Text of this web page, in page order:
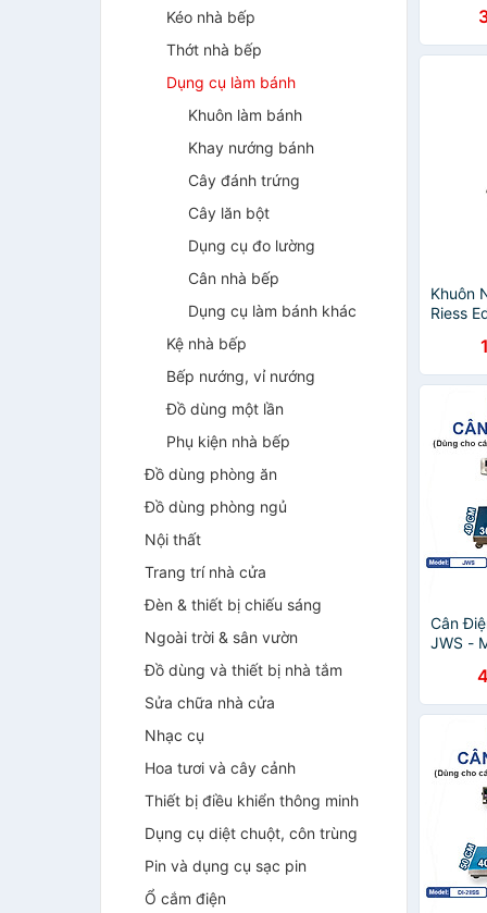
Kéo nhà bếp
Thớt nhà bếp
Dụng cụ làm bánh
Khuôn làm bánh
Khay nướng bánh
Cây đánh trứng
Cây lăn bột
Dụng cụ đo lường
Cân nhà bếp
Dụng cụ làm bánh khác
Kệ nhà bếp
Bếp nướng, vỉ nướng
Đồ dùng một lần
Phụ kiện nhà bếp
Đồ dùng phòng ăn
Đồ dùng phòng ngủ
Nội thất
Trang trí nhà cửa
Đèn & thiết bị chiếu sáng
Ngoài trời & sân vườn
Đồ dùng và thiết bị nhà tắm
Sửa chữa nhà cửa
Nhạc cụ
Hoa tươi và cây cảnh
Thiết bị điều khiển thông minh
Dụng cụ diệt chuột, côn trùng
Pin và dụng cụ sạc pin
Ổ cắm điện
chính
Khuôn
Riess
hãng
Cân
JWS -